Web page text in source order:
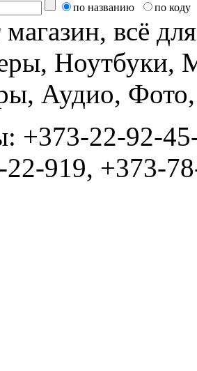
по названию по коду
всё
Ноутбуки,
Аудио,
+373-22-92-
919, +373-